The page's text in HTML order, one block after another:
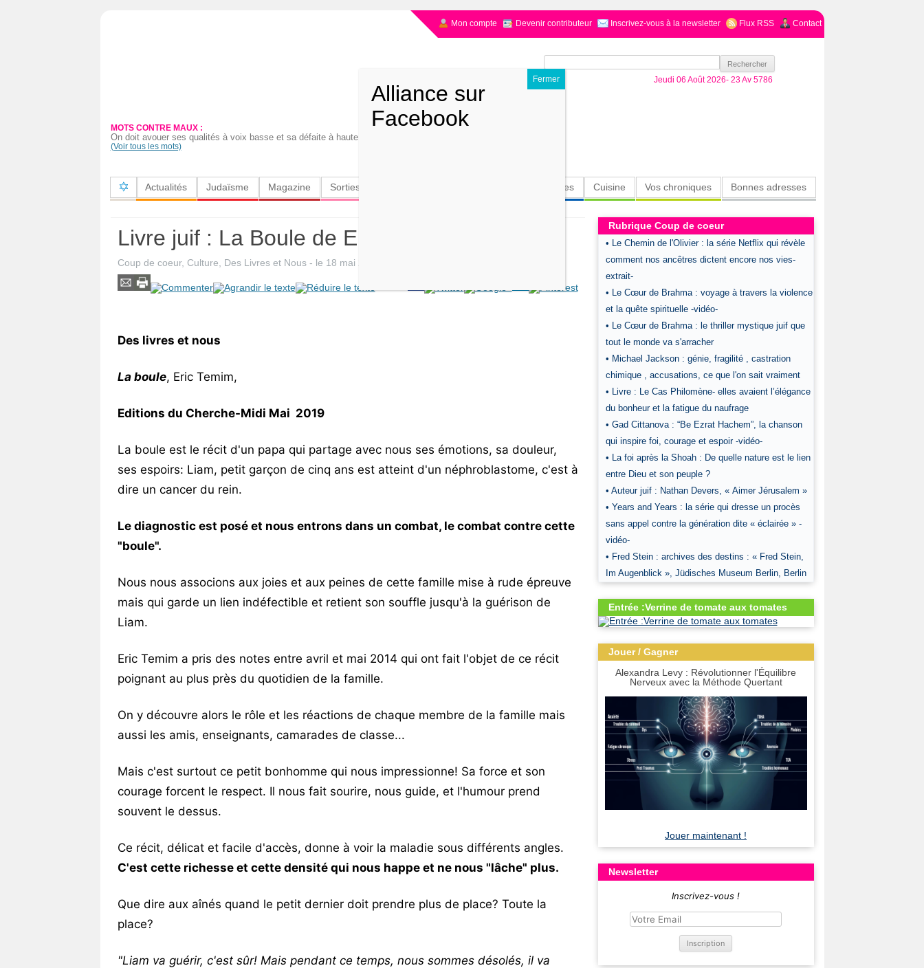
Mon compte Devenir contributeur Inscrivez-vous à la newsletter Flux RSS Contact
MOTS CONTRE MAUX :
On doit avouer ses qualités à voix basse et sa défaite à haute voix.. Rabbi Siméon Ben Yochaï
(Voir tous les mots)
Rechercher :
Jeudi 06 Août 2026- 23 Av 5786
Actualités Judaïsme Magazine Sorties Insolites Cuisine Vos chroniques Bonnes adresses
Livre juif : La Boule de Eric Temim
Coup de coeur, Culture Des Livres et Nous- le 18 mai 2019
Des livres et nous
La boule, Eric Temim,
Editions du Cherche-Midi Mai 2019
La boule est le récit d'un papa qui partage avec nous ses émotions, sa douleur,
ses espoirs: Liam, petit garçon de cinq ans est atteint d'un néphroblastome, c'est à
dire un cancer du rein.
Le diagnostic est posé et nous entrons dans un combat, le combat contre cette
"boule".
Nous nous associons aux joies et aux peines de cette famille mise à rude épreuve
mais qui garde un lien indéfectible et retient son souffle jusqu'à la guérison de
Liam.
Eric Temim a pris des notes entre avril et mai 2014 qui ont fait l'objet de ce récit
poignant au plus près du quotidien de la famille.
On y découvre alors le rôle et les réactions de chaque membre de la famille mais
aussi les amis, enseignants, camarades de classe...
Mais c'est surtout ce petit bonhomme qui nous impressionne! Sa force et son
courage forcent le respect. Il nous fait sourire, nous guide, et l'humour prend
souvent le dessus.
Ce récit, délicat et facile d'accès, donne à voir la maladie sous différents angles.
C'est cette richesse et cette densité qui nous happe et ne nous "lâche" plus.
Que dire aux aînés quand le petit dernier doit prendre plus de place? Toute la
place?
"Liam va guérir, c'est sûr! Mais pendant ce temps, nous sommes désolés, il va
Rubrique Coup de coeur
• Le Chemin de l'Olivier : la série Netflix qui révèle
comment nos ancêtres dictent encore nos vies-
extrait-
• Le Cœur de Brahma : voyage à travers la violence
et la quête spirituelle -vidéo-
• Le Cœur de Brahma : le thriller mystique juif que
tout le monde va s'arracher
• Michael Jackson : génie, fragilité , castration
chimique , accusations, ce que l'on sait vraiment
• Livre : Le Cas Philomène- elles avaient l’élégance
du bonheur et la fatigue du naufrage
• Gad Cittanova : “Be Ezrat Hachem”, la chanson
qui inspire foi, courage et espoir -vidéo-
• La foi après la Shoah : De quelle nature est le lien
entre Dieu et son peuple ?
• Auteur juif : Nathan Devers, « Aimer Jérusalem »
• Years and Years : la série qui dresse un procès
sans appel contre la génération dite « éclairée » -
vidéo-
• Fred Stein : archives des destins : « Fred Stein,
Im Augenblick », Jüdisches Museum Berlin, Berlin
Entrée :Verrine de tomate aux tomates
Jouer / Gagner
Alexandra Levy : Révolutionner l'Équilibre
Nerveux avec la Méthode Quertant
Jouer maintenant !
Newsletter
Inscrivez-vous !